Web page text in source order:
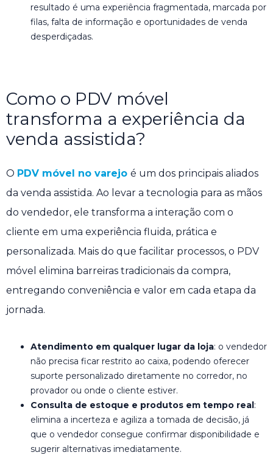
resultado é uma experiência fragmentada, marcada por
filas, falta de informação e oportunidades de venda
desperdiçadas.
Como o PDV móvel
transforma a experiência da
venda assistida?
O PDV móvel no varejo é um dos principais aliados
da venda assistida. Ao levar a tecnologia para as mãos
do vendedor, ele transforma a interação com o
cliente em uma experiência fluida, prática e
personalizada. Mais do que facilitar processos, o PDV
móvel elimina barreiras tradicionais da compra,
entregando conveniência e valor em cada etapa da
jornada.
Atendimento em qualquer lugar da loja: o vendedor
não precisa ficar restrito ao caixa, podendo oferecer
suporte personalizado diretamente no corredor, no
provador ou onde o cliente estiver.
Consulta de estoque e produtos em tempo real:
elimina a incerteza e agiliza a tomada de decisão, já
que o vendedor consegue confirmar disponibilidade e
sugerir alternativas imediatamente.